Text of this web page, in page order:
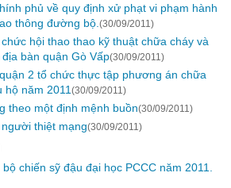
phủ về quy định xử phạt vi phạm hành
thông đường bộ. (30/09/2011)
hội thao thao kỹ thuật chữa cháy và
bàn quận Gò Vấp(30/09/2011)
2 tổ chức thực tập phương án chữa
năm 2011 (30/09/2011)
theo một định mệnh buồn(30/09/2011)
thiệt mạng(30/09/2011)
chiến sỹ đậu đại học PCCC năm 2011.